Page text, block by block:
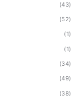
(43)
(52)
(1)
(1)
(34)
(49)
(38)